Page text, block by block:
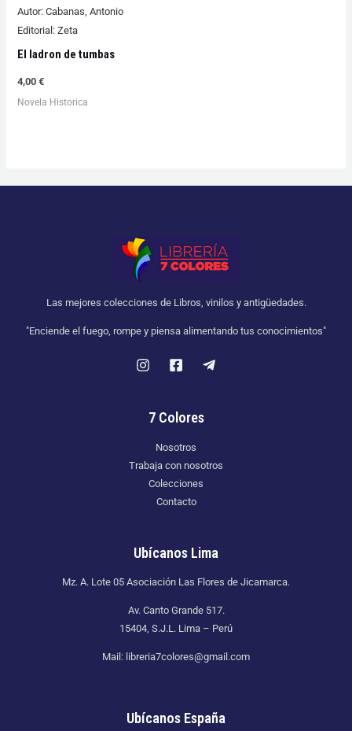
Autor: Cabanas, Antonio
Editorial: Zeta
El ladron de tumbas
4,00€
Novela Historica
Las mejores colecciones de Libros, vinilos y antigüedades.
"Enciende el fuego, rompe y piensa alimentando tus conocimientos"
7 Colores
Nosotros
Trabaja con nosotros
Colecciones
Contacto
Ubícanos Lima
Mz. A. Lote 05 Asociación Las Flores de Jicamarca.
Av. Canto Grande 517.
15404, S.J.L. Lima – Perú
Mail: libreria7colores@gmail.com
Ubícanos España